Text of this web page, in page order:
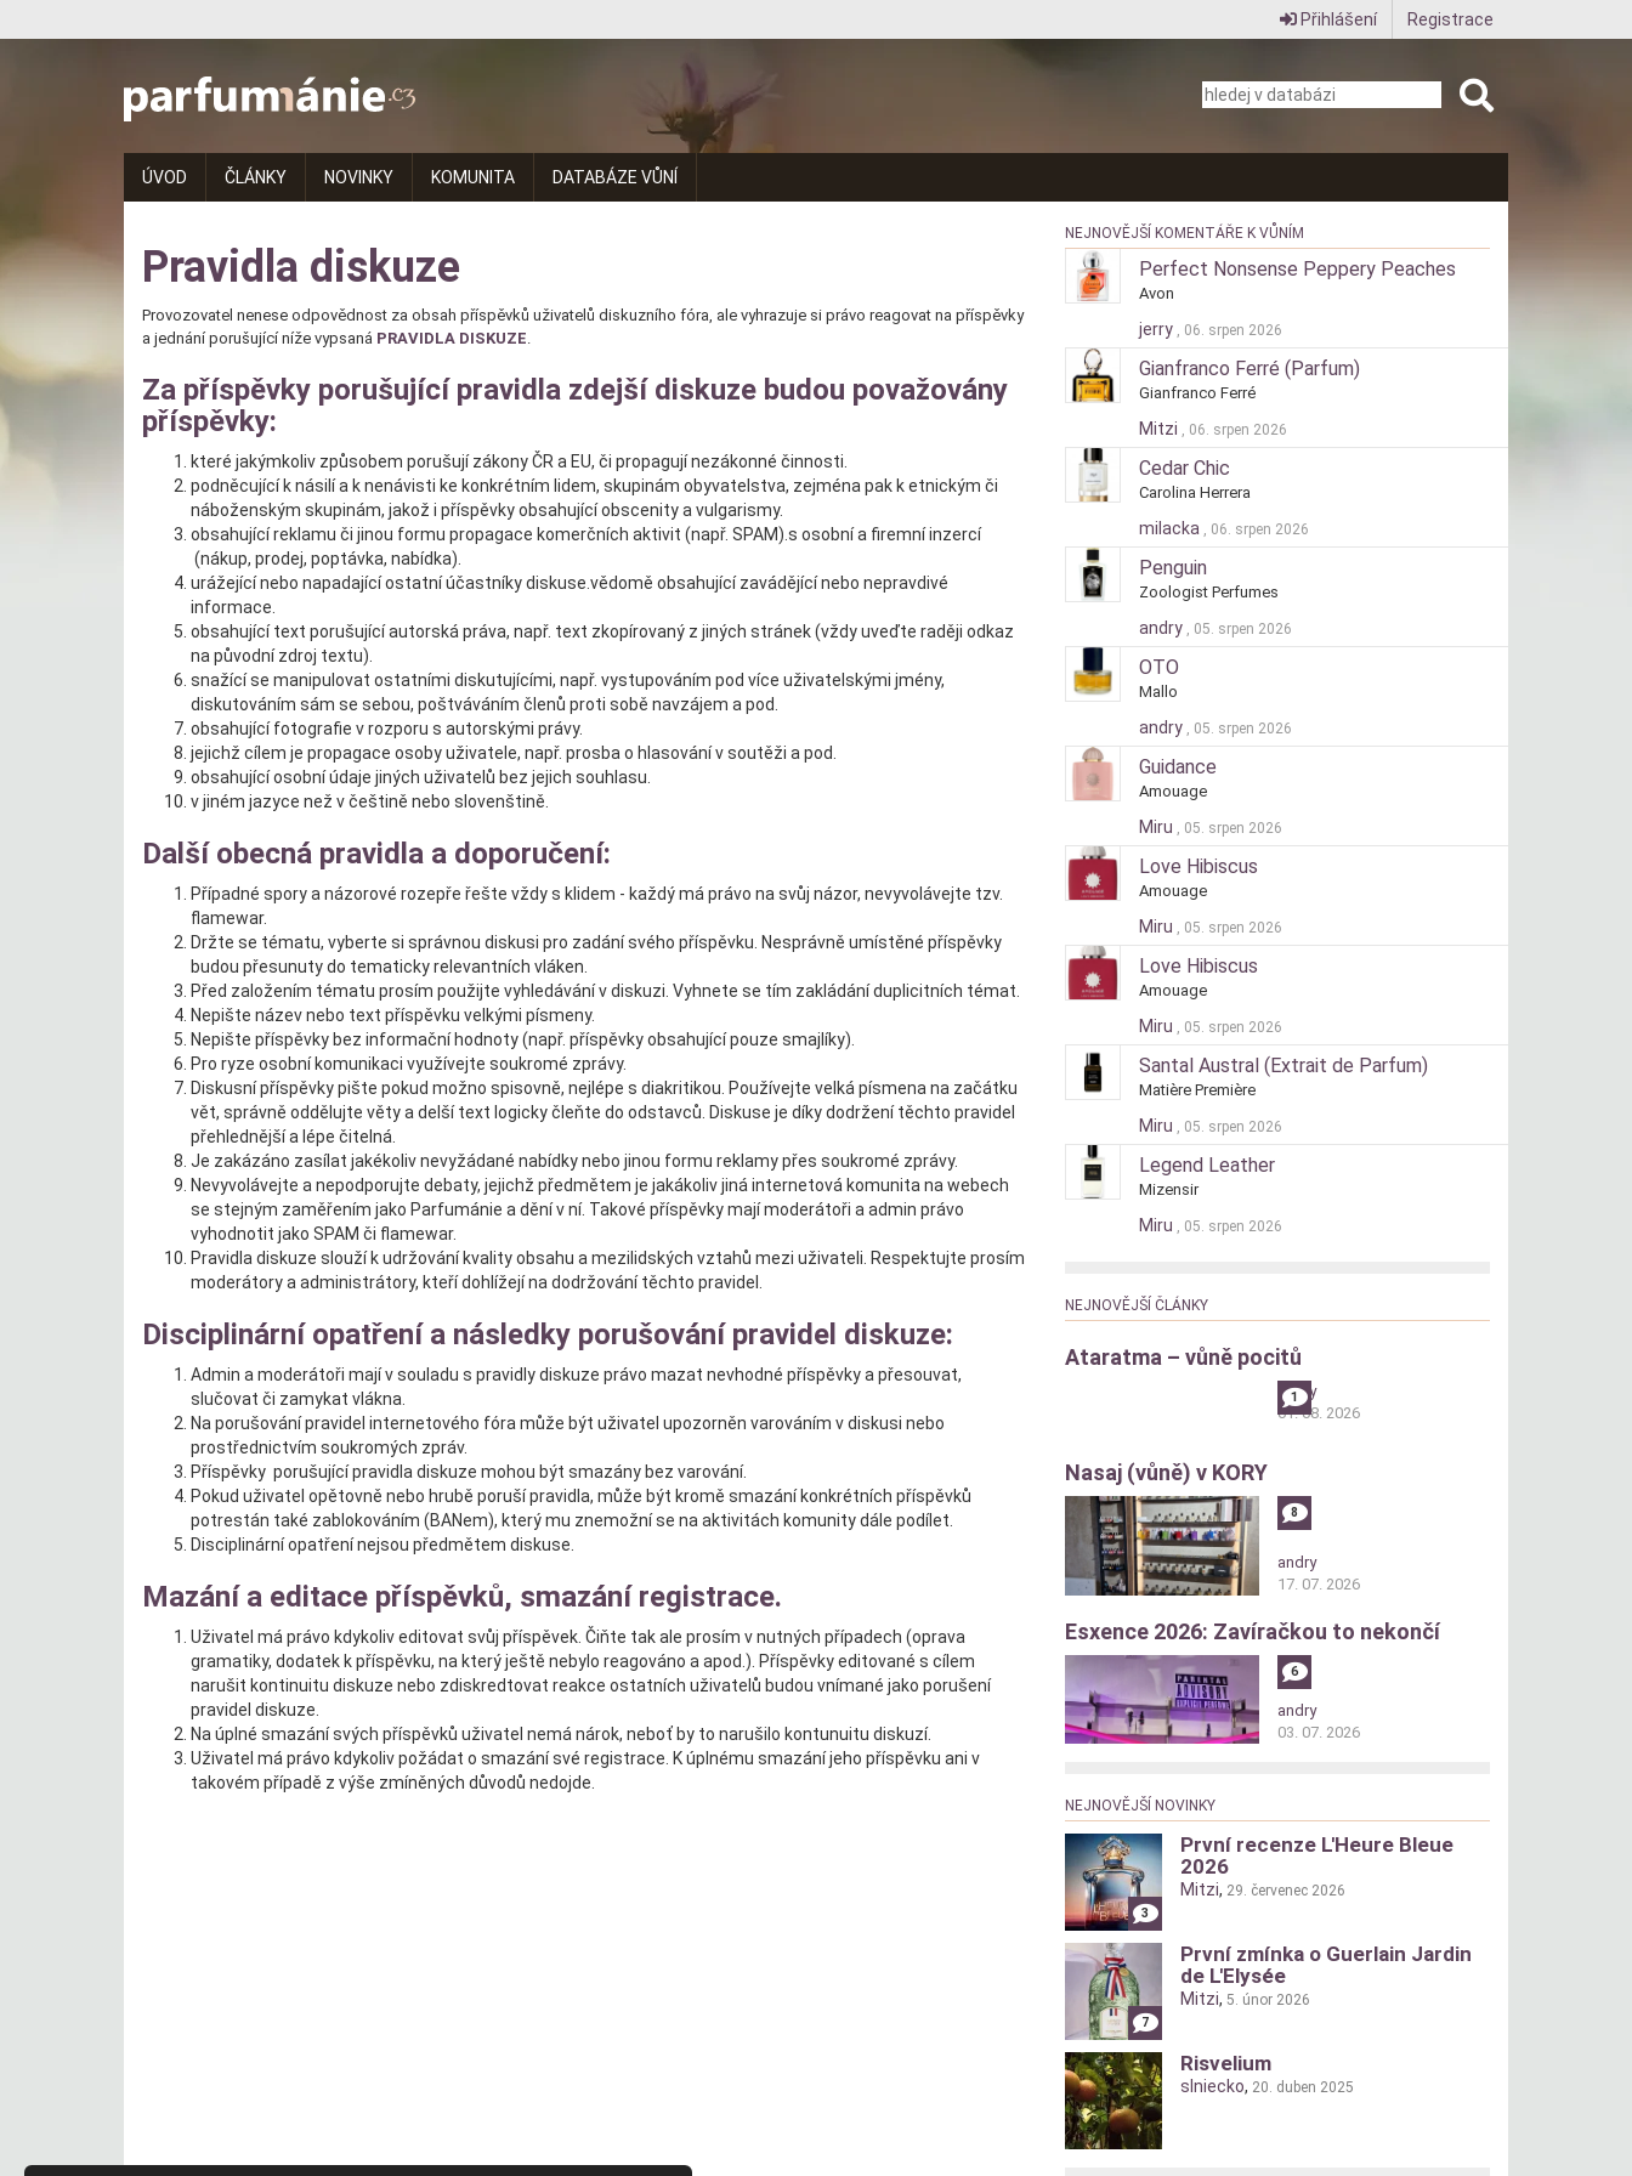
Přihlášení Registrace
vůních,
parfémech
a
aromaterapii
ÚVOD ČLÁNKY NOVINKY KOMUNITA DATABÁZE VŮNÍ
Pravidla diskuze
Provozovatel nenese odpovědnost za obsah příspěvků uživatelů diskuzního fóra, ale vyhrazuje si právo reagovat na příspěvky
a jednání porušující níže vypsaná PRAVIDLA DISKUZE.
Za příspěvky porušující pravidla zdejší diskuze budou považovány
příspěvky:
které jakýmkoliv způsobem porušují zákony ČR a EU, či propagují nezákonné činnosti.
podněcující k násilí a k nenávisti ke konkrétním lidem, skupinám obyvatelstva, zejména pak k etnickým či
náboženským skupinám, jakož i příspěvky obsahující obscenity a vulgarismy.
obsahující reklamu či jinou formu propagace komerčních aktivit (např. SPAM).s osobní a firemní inzercí
(nákup, prodej, poptávka, nabídka).
urážející nebo napadající ostatní účastníky diskuse.vědomě obsahující zavádějící nebo nepravdivé
informace.
obsahující text porušující autorská práva, např. text zkopírovaný z jiných stránek (vždy uveďte raději odkaz
na původní zdroj textu).
snažící se manipulovat ostatními diskutujícími, např. vystupováním pod více uživatelskými jmény,
diskutováním sám se sebou, poštváváním členů proti sobě navzájem a pod.
obsahující fotografie v rozporu s autorskými právy.
jejichž cílem je propagace osoby uživatele, např. prosba o hlasování v soutěži a pod.
obsahující osobní údaje jiných uživatelů bez jejich souhlasu.
v jiném jazyce než v češtině nebo slovenštině.
Další obecná pravidla a doporučení:
Případné spory a názorové rozepře řešte vždy s klidem - každý má právo na svůj názor, nevyvolávejte tzv.
flamewar.
Držte se tématu, vyberte si správnou diskusi pro zadání svého příspěvku. Nesprávně umístěné příspěvky
budou přesunuty do tematicky relevantních vláken.
Před založením tématu prosím použijte vyhledávání v diskuzi. Vyhnete se tím zakládání duplicitních témat.
Nepište název nebo text příspěvku velkými písmeny.
Nepište příspěvky bez informační hodnoty (např. příspěvky obsahující pouze smajlíky).
Pro ryze osobní komunikaci využívejte soukromé zprávy.
Diskusní příspěvky pište pokud možno spisovně, nejlépe s diakritikou. Používejte velká písmena na začátku
vět, správně oddělujte věty a delší text logicky čleňte do odstavců. Diskuse je díky dodržení těchto pravidel
přehlednější a lépe čitelná.
Je zakázáno zasílat jakékoliv nevyžádané nabídky nebo jinou formu reklamy přes soukromé zprávy.
Nevyvolávejte a nepodporujte debaty, jejichž předmětem je jakákoliv jiná internetová komunita na webech
se stejným zaměřením jako Parfumánie a dění v ní. Takové příspěvky mají moderátoři a admin právo
vyhodnotit jako SPAM či flamewar.
Pravidla diskuze slouží k udržování kvality obsahu a mezilidských vztahů mezi uživateli. Respektujte prosím
moderátory a administrátory, kteří dohlížejí na dodržování těchto pravidel.
Disciplinární opatření a následky porušování pravidel diskuze:
Admin a moderátoři mají v souladu s pravidly diskuze právo mazat nevhodné příspěvky a přesouvat,
slučovat či zamykat vlákna.
Na porušování pravidel internetového fóra může být uživatel upozorněn varováním v diskusi nebo
prostřednictvím soukromých zpráv.
Příspěvky porušující pravidla diskuze mohou být smazány bez varování.
Pokud uživatel opětovně nebo hrubě poruší pravidla, může být kromě smazání konkrétních příspěvků
potrestán také zablokováním (BANem), který mu znemožní se na aktivitách komunity dále podílet.
Disciplinární opatření nejsou předmětem diskuse.
Mazání a editace příspěvků, smazání registrace.
Uživatel má právo kdykoliv editovat svůj příspěvek. Čiňte tak ale prosím v nutných případech (oprava
gramatiky, dodatek k příspěvku, na který ještě nebylo reagováno a apod.). Příspěvky editované s cílem
narušit kontinuitu diskuze nebo zdiskredtovat reakce ostatních uživatelů budou vnímané jako porušení
pravidel diskuze.
Na úplné smazání svých příspěvků uživatel nemá nárok, neboť by to narušilo kontunuitu diskuzí.
Uživatel má právo kdykoliv požádat o smazání své registrace. K úplnému smazání jeho příspěvku ani v
takovém případě z výše zmíněných důvodů nedojde.
NEJNOVĚJŠÍ KOMENTÁŘE K VŮNÍM
Perfect Nonsense Peppery Peaches
Avon
jerry , 06. srpen 2026
Gianfranco Ferré (Parfum)
Gianfranco Ferré
Mitzi , 06. srpen 2026
Cedar Chic
Carolina Herrera
milacka , 06. srpen 2026
Penguin
Zoologist Perfumes
andry , 05. srpen 2026
OTO
Mallo
andry , 05. srpen 2026
Guidance
Amouage
Miru , 05. srpen 2026
Love Hibiscus
Amouage
Miru , 05. srpen 2026
Love Hibiscus
Amouage
Miru , 05. srpen 2026
Santal Austral (Extrait de Parfum)
Matière Première
Miru , 05. srpen 2026
Legend Leather
Mizensir
Miru , 05. srpen 2026
NEJNOVĚJŠÍ ČLÁNKY
Ataratma – vůně pocitů
1
andry
01. 08. 2026
Nasaj (vůně) v KORY
8
andry
17. 07. 2026
Esxence 2026: Zavíračkou to nekončí
6
andry
03. 07. 2026
NEJNOVĚJŠÍ NOVINKY
3
První recenze L'Heure Bleue
2026
Mitzi, 29. červenec 2026
7
První zmínka o Guerlain Jardin
de L'Elysée
Mitzi, 5. únor 2026
Risvelium
slniecko, 20. duben 2025